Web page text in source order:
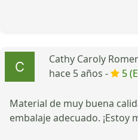
Cathy Caroly
hace 5 años -
5
Material de muy buena
embalaje adecuado. ¡Estoy